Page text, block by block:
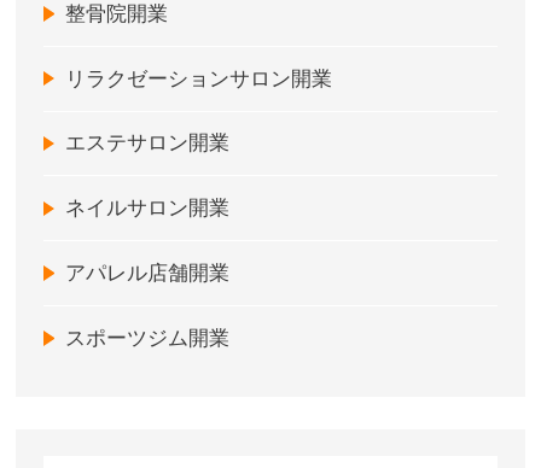
整骨院開業
リラクゼーションサロン開業
エステサロン開業
ネイルサロン開業
アパレル店舗開業
スポーツジム開業